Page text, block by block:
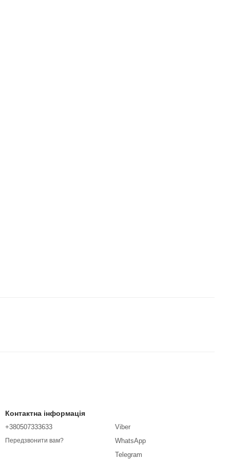
Контактна інформація
+380507333633
Передзвонити вам?
Viber
WhatsApp
Telegram